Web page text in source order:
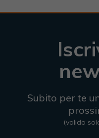
Subito per te
(valido